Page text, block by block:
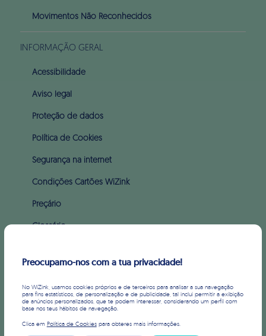
Movimentos Não Reconhecidos
INFORMAÇÃO GERAL
Acessibilidade
Aviso legal
Proteção de dados
Política de Cookies
Segurança na internet
Condições Cartões WiZink
Preçário
Glossário
Sobre nós
Imprensa
Preocupamo-nos com a tua privacidade!
No WiZink, usamos cookies próprios e de terceiros para analisar a sua navegação
para fins estatísticos, de personalização e de publicidade, tal inclui permitir a exibição
de anúncios personalizados, que te podem interessar, considerando um perfil com
base nos teus hábitos de navegação.
Clica em Política de Cookiespara obteres mais informações.